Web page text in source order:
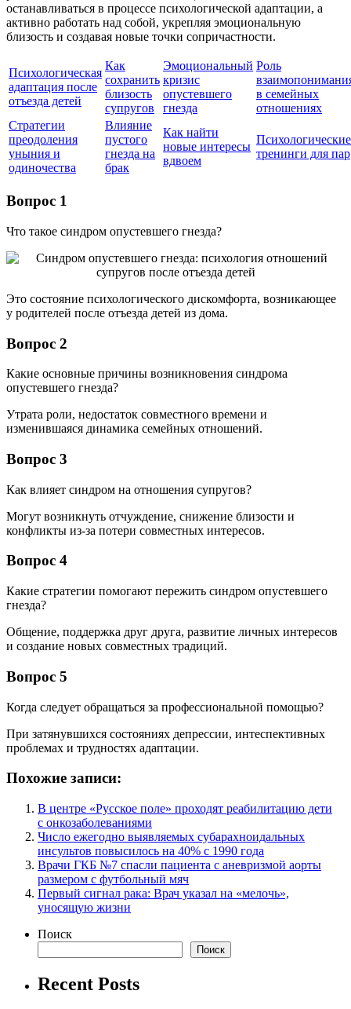
останавливаться в процессе психологической адаптации, а
активно работать над собой, укрепляя эмоциональную
близость и создавая новые точки сопричастности.
Психологическая
адаптация после
отъезда детей
Как
сохранить
близость
супругов
Эмоциональный
кризис
опустевшего
гнезда
Роль
в семейных
отношениях
Стратегии
преодоления
уныния и
одиночества
Влияние
пустого
гнезда на
брак
Как найти
новые интересы
вдвоем
Психологические
тренинги для пар
Вопрос 1
Что такое синдром опустевшего гнезда?
Это состояние психологического дискомфорта, возникающее
у родителей после отъезда детей из дома.
Вопрос 2
Какие основные причины возникновения синдрома
опустевшего гнезда?
Утрата роли, недостаток совместного времени и
изменившаяся динамика семейных отношений.
Вопрос 3
Как влияет синдром на отношения супругов?
Могут возникнуть отчуждение, снижение близости и
конфликты из-за потери совместных интересов.
Вопрос 4
Какие стратегии помогают пережить синдром опустевшего
гнезда?
Общение, поддержка друг друга, развитие личных интересов
и создание новых совместных традиций.
Вопрос 5
Когда следует обращаться за профессиональной помощью?
При затянувшихся состояниях депрессии, интеспективных
проблемах и трудностях адаптации.
Похожие записи:
В центре «Русское поле» проходят реабилитацию дети
с онкозаболеваниями
Число ежегодно выявляемых субарахноидальных
инсультов повысилось на 40% с 1990 года
Врачи ГКБ №7 спасли пациента с аневризмой аорты
размером с футбольный мяч
Первый сигнал рака: Врач указал на «мелочь»,
уносящую жизни
Поиск
Поиск
Recent Posts